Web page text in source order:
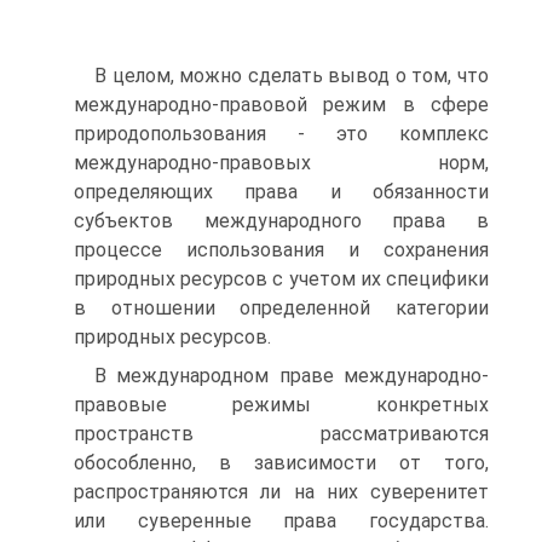
В целом, можно сделать вывод о том, что
международно-правовой режим в сфере
природопользования - это комплекс
международно-правовых норм,
определяющих права и обязанности
субъектов международного права в
процессе использования и сохранения
природных ресурсов с учетом их специфики
в отношении определенной категории
природных ресурсов.
В международном праве международно-
правовые режимы конкретных
пространств рассматриваются
обособленно, в зависимости от того,
распространяются ли на них суверенитет
или суверенные права государства.